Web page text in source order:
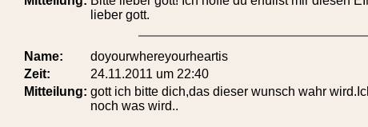
lieber gott.
Name:
doyourwhereyourheartis
Zeit:
24.11.2011 um 22:40
Mitteilung: gott ich bitte dich,das dieser wunsch wahr
noch was wird..